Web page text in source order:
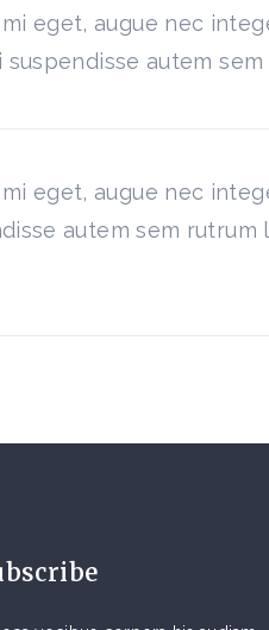
eget, augue nec
autem
eget, augue nec
autem sem